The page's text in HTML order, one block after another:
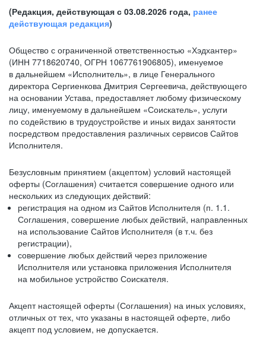
(Редакция, действующая с 03.08.2026 года, ранее
действующая редакция)
Общество с ограниченной ответственностью «Хэдхантер»
(ИНН 7718620740, ОГРН 1067761906805), именуемое
в дальнейшем «Исполнитель», в лице Генерального
директора Сергиенкова Дмитрия Сергеевича, действующего
на основании Устава, предоставляет любому физическому
лицу, именуемому в дальнейшем «Соискатель», услуги
по содействию в трудоустройстве и иных видах занятости
посредством предоставления различных сервисов Сайтов
Исполнителя.
Безусловным принятием (акцептом) условий настоящей
оферты (Соглашения) считается совершение одного или
нескольких из следующих действий:
регистрация на одном из Сайтов Исполнителя (п. 1.1.
Соглашения, совершение любых действий, направленных
на использование Сайтов Исполнителя (в т.ч. без
регистрации),
совершение любых действий через приложение
Исполнителя или установка приложения Исполнителя
на мобильное устройство Соискателя.
Акцепт настоящей оферты (Соглашения) на иных условиях,
отличных от тех, что указаны в настоящей оферте, либо
акцепт под условием, не допускается.